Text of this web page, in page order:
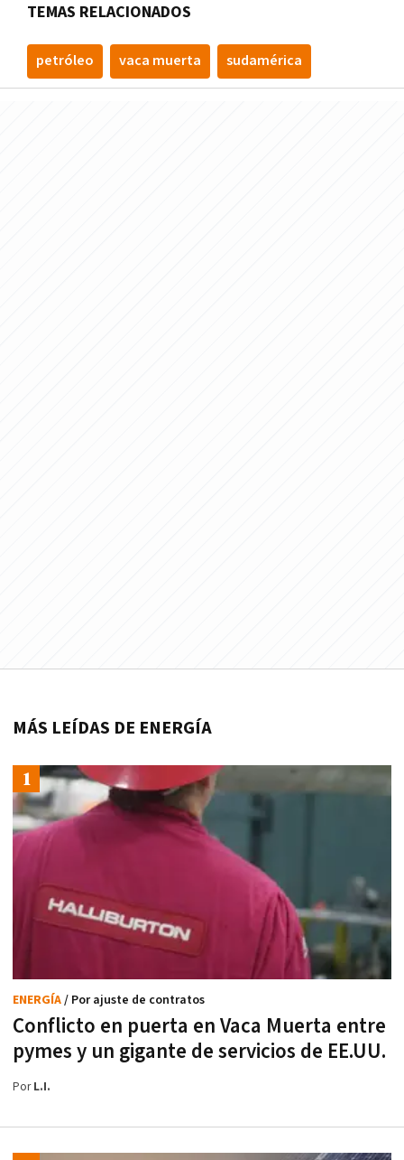
TEMAS RELACIONADOS
petróleo vaca muerta sudamérica
MÁS LEÍDAS DE ENERGÍA
Conflicto en puerta en Vaca Muerta entre
pymes y un gigante de servicios de EE.UU.
ENERGÍA/ Por ajuste de contratos
PorL.I.